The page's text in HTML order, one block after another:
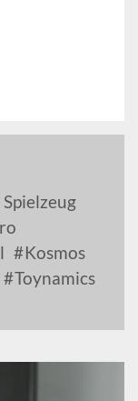
Kosmos
Toynamics